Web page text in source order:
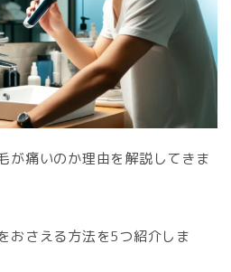
が痛いのか理由を解説してきま
おさえる方法を5つ紹介しま